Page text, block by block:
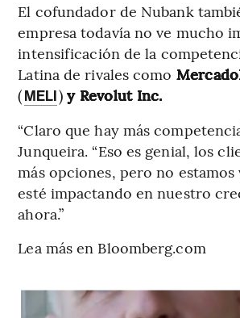
El cofundador de Nubank
empresa todavía no ve mucho
intensificación de la
Latina de rivales como
(MELI) y Revolut Inc.
“Claro que hay más
Junqueira. “Eso es genial, los
más opciones, pero no estamos
esté impactando en nuestro
ahora.”
Lea más en Bloomberg.com